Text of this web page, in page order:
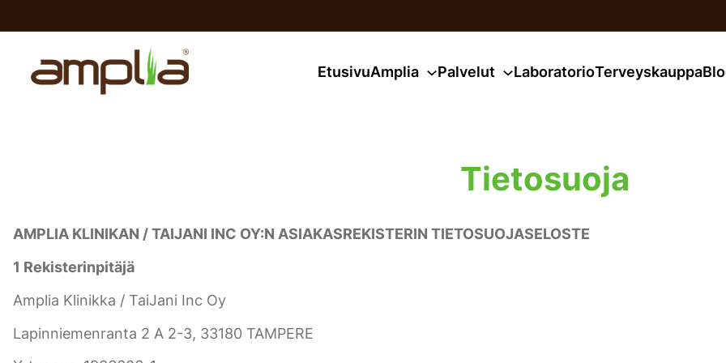
sisältöön
EtusivuAmplia Palvelut LaboratorioTerveyskauppa
Tietosuoja
AMPLIA KLINIKAN / TAIJANI INC OY:N ASIAKASREKISTERIN TIETOSUOJASELOSTE
1 Rekisterinpitäjä
Amplia Klinikka / TaiJani Inc Oy
Lapinniemenranta 2 A 2-3, 33180 TAMPERE